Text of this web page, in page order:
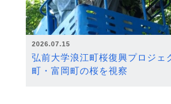
2026.07.15
弘前大学浪江町桜復興プロジ
町・富岡町の桜を視察